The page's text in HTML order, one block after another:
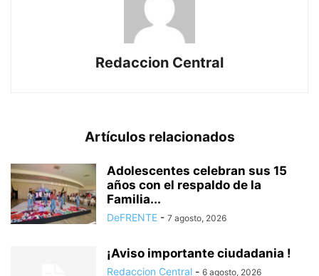
Redaccion Central
Artículos relacionados
Adolescentes celebran sus 15
años con el respaldo de la
Familia...
DeFRENTE - 7 agosto, 2026
¡Aviso importante ciudadania !
Redaccion Central - 6 agosto, 2026